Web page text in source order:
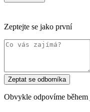
Zeptejte se jako první
Zeptat se odborníka
Obvykle odpovíme